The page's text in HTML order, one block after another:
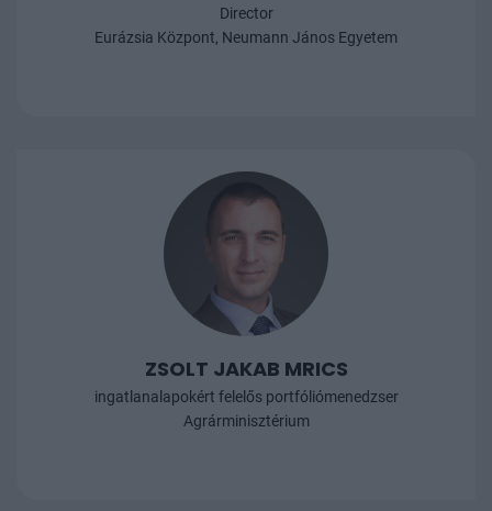
Director
Eurázsia Központ, Neumann János Egyetem
ZSOLT JAKAB MRICS
ingatlanalapokért felelős portfóliómenedzser
Agrárminisztérium